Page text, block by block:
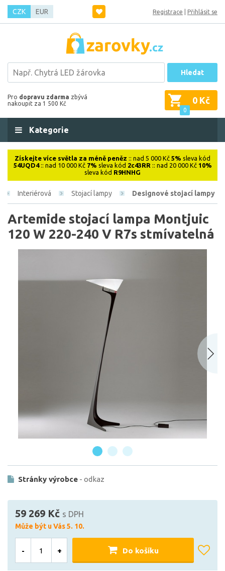
CZK EUR Registrace Přihlásit se
Hledat
Pro dopravu zdarma zbývá
nakoupit za 1 500 Kč
0
0 Kč
Kategorie
Získejte více světla za méně peněz :: nad 5 000 Kč 5% sleva kód
54UQD4:: nad 10 000 Kč 7% sleva kód 2c43RR :: nad 20 000 Kč 10%
sleva kód R9HNHG
Interiérová Stojací lampy Designové stojací lampy
Artemide stojací lampa Montjuic
120 W 220-240 V R7s stmívatelná
Stránky výrobce - odkaz
59 269 Kč s DPH
Může být u Vás 5. 10.
- + Do košíku